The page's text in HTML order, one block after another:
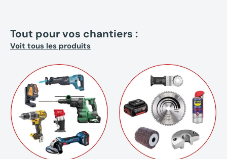
Tout pour vos chantiers :
Voit tous les produits